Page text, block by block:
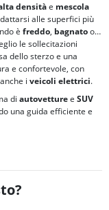
densitàe mescola
alle superfici più
è freddo, bagnatoo
le sollecitazioni
dello sterzo e una
e confortevole, con
i veicoli elettrici.
di autovetturee SUV
una guida efficiente e